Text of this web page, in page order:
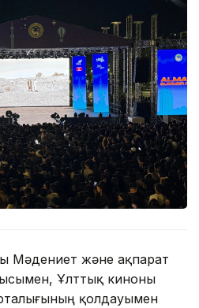
Мәдениет және ақпарат
Ұлттық киноны
қолдауымен